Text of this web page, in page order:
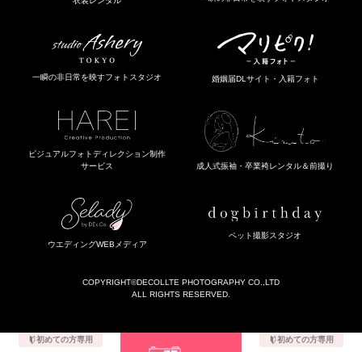
一瞬の非日常を映すフォトスタジオ 婚姻届DLサイト・入籍フォト
ビジュアルフォトディレクション制作
サービス
成人式振袖・卒業袴レンタル＆前撮り
ウエディングWEBメディア
ペット撮影スタジオ
COPYRIGHT©DECOLLTE PHOTOGRAPHY CO.,LTD
ALL RIGHTS RESERVED.
初めての方専用 初めての方専用